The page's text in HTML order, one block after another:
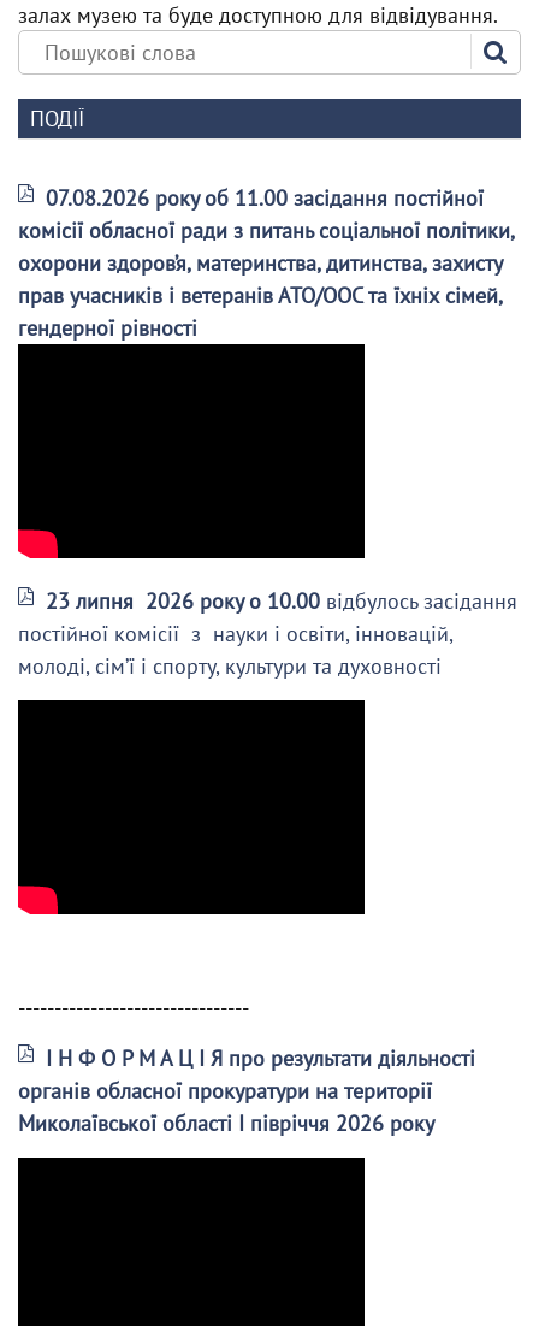
залах музею та буде доступною для відвідування.
ПОДІЇ
07.08.2026 року об 11.00 засідання постійної
комісії обласної ради з питань соціальної політики,
охорони здоров’я, материнства, дитинства, захисту
прав учасників і ветеранів АТО/ООС та їхніх сімей,
гендерної рівності
23 липня 2026 року о 10.00 відбулось засідання
постійної комісії з науки і освіти, інновацій,
молоді, сім’ї і спорту, культури та духовності
--------------------------------
І Н Ф О Р М А Ц І Я про результати діяльності
органів обласної прокуратури на території
Миколаївської області І півріччя 2026 року